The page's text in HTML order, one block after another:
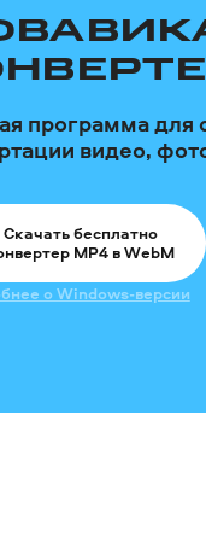
программа для
видео,
Скачать бесплатно
MP4 в WebM
о Windows-версии